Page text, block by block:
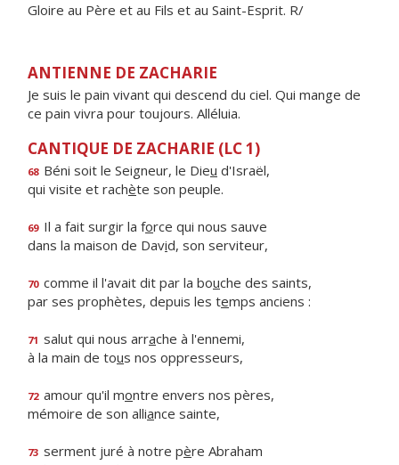
Gloire au Père et au Fils et au Saint-Esprit. R/
ANTIENNE DE ZACHARIE
Je suis le pain vivant qui descend du ciel. Qui mange de
ce pain vivra pour toujours. Alléluia.
CANTIQUE DE ZACHARIE (LC 1)
68 Béni soit le Seigneur, le Dieu d'Israël,
qui visite et rachète son peuple.
69 Il a fait surgir la force qui nous sauve
dans la maison de David, son serviteur,
70 comme il l'avait dit par la bouche des saints,
par ses prophètes, depuis les temps anciens :
71 salut qui nous arrache à l'ennemi,
à la main de tous nos oppresseurs,
72 amour qu'il montre envers nos pères,
mémoire de son alliance sainte,
73 serment juré à notre père Abraham